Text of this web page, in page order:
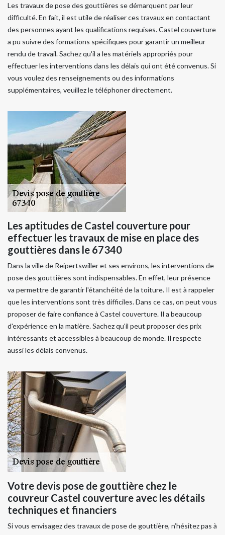
Les travaux de pose des gouttières se démarquent par leur
difficulté. En fait, il est utile de réaliser ces travaux en contactant
des personnes ayant les qualifications requises. Castel couverture
a pu suivre des formations spécifiques pour garantir un meilleur
rendu de travail. Sachez qu'il a les matériels appropriés pour
effectuer les interventions dans les délais qui ont été convenus. Si
vous voulez des renseignements ou des informations
supplémentaires, veuillez le téléphoner directement.
Les aptitudes de Castel couverture pour
effectuer les travaux de mise en place des
gouttières dans le 67340
Dans la ville de Reipertswiller et ses environs, les interventions de
pose des gouttières sont indispensables. En effet, leur présence
va permettre de garantir l'étanchéité de la toiture. Il est à rappeler
que les interventions sont très difficiles. Dans ce cas, on peut vous
proposer de faire confiance à Castel couverture. Il a beaucoup
d'expérience en la matière. Sachez qu'il peut proposer des prix
intéressants et accessibles à beaucoup de monde. Il respecte
aussi les délais convenus.
Votre devis pose de gouttière chez le
couvreur Castel couverture avec les détails
techniques et financiers
Si vous envisagez des travaux de pose de gouttière, n’hésitez pas à